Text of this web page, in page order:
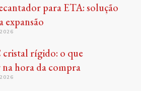
para ETA: solução
expansão
rígido: o que
hora da compra